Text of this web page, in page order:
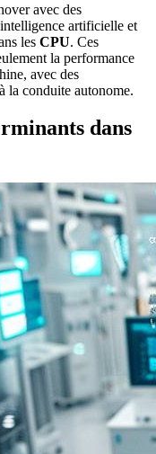
avec des
artificielle et
les CPU. Ces
la performance
avec des
la conduite autonome.
dans